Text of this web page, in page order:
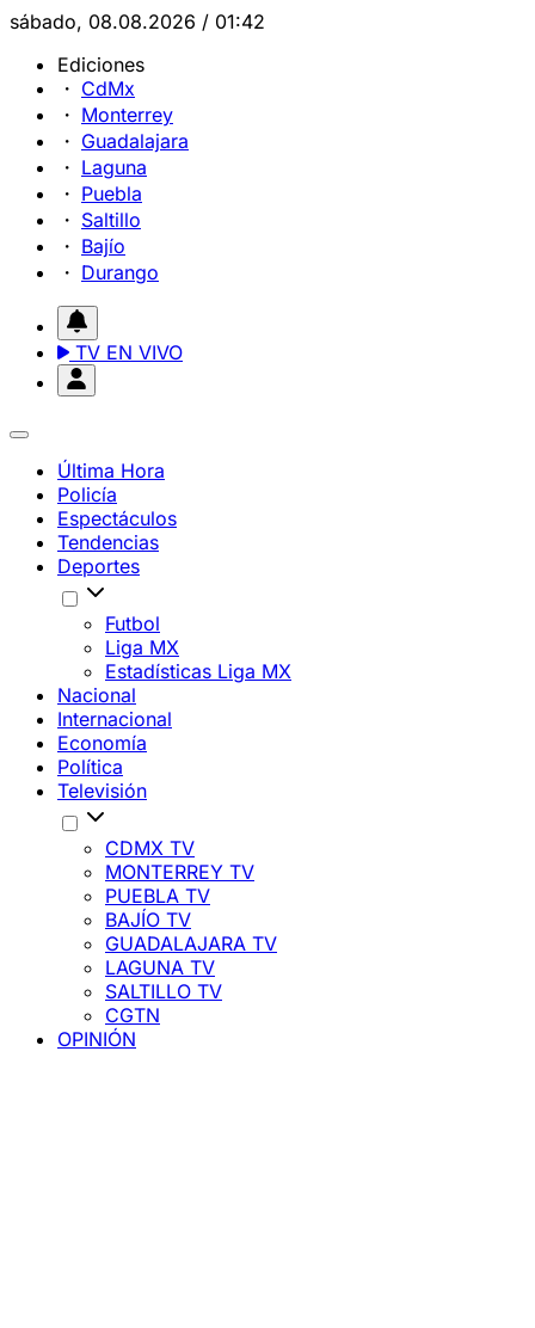
sábado, 08.08.2026 / 01:42
Ediciones
CdMx
Monterrey
Guadalajara
Laguna
Puebla
Saltillo
Bajío
Durango
TV EN VIVO
Última Hora
Policía
Espectáculos
Tendencias
Deportes
Futbol
Liga MX
Estadísticas Liga MX
Nacional
Internacional
Economía
Política
Televisión
CDMX TV
MONTERREY TV
PUEBLA TV
BAJÍO TV
GUADALAJARA TV
LAGUNA TV
SALTILLO TV
CGTN
OPINIÓN